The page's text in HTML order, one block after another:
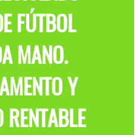
FÚTBOL
MANO.
Y